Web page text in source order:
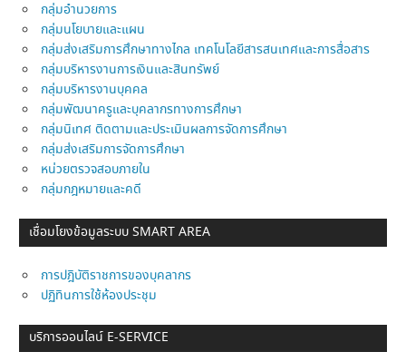
กลุ่มอำนวยการ
กลุ่มนโยบายและแผน
กลุ่มส่งเสริมการศึกษาทางไกล เทคโนโลยีสารสนเทศและการสื่อสาร
กลุ่มบริหารงานการเงินและสินทรัพย์
กลุ่มบริหารงานบุคคล
กลุ่มพัฒนาครูและบุคลากรทางการศึกษา
กลุ่มนิเทศ ติดตามและประเมินผลการจัดการศึกษา
กลุ่มส่งเสริมการจัดการศึกษา
หน่วยตรวจสอบภายใน
กลุ่มกฎหมายและคดี
เชื่อมโยงข้อมูลระบบ SMART AREA
การปฎิบัติราชการของบุคลากร
ปฏิทินการใช้ห้องประชุม
บริการออนไลน์ E-SERVICE